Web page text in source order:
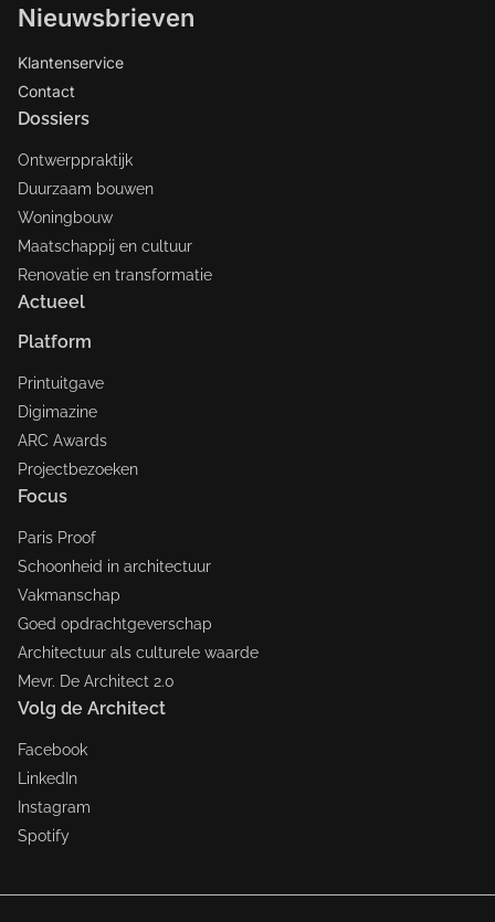
Nieuwsbrieven
Klantenservice
Contact
Dossiers
Ontwerppraktijk
Duurzaam bouwen
Woningbouw
Maatschappij en cultuur
Renovatie en transformatie
Actueel
Platform
Printuitgave
Digimazine
ARC Awards
Projectbezoeken
Focus
Paris Proof
Schoonheid in architectuur
Vakmanschap
Goed opdrachtgeverschap
Architectuur als culturele waarde
Mevr. De Architect 2.0
Volg de Architect
Facebook
LinkedIn
Instagram
Spotify